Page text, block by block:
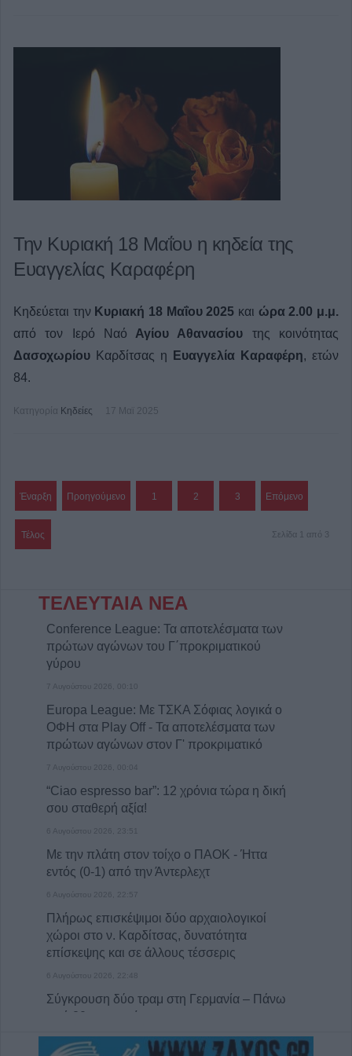
Την Κυριακή 18 Μαΐου η κηδεία της
Ευαγγελίας Καραφέρη
Κηδεύεται την Κυριακή 18 Μαΐου 2025 και ώρα 2.00 μ.μ.
από τον Ιερό Ναό Αγίου Αθανασίου της κοινότητας
Δασοχωρίου Καρδίτσας η Ευαγγελία Καραφέρη, ετών
84.
Κατηγορία Κηδείες 17 Μαϊ 2025
Έναρξη Προηγούμενο 1 2 3 Επόμενο
Τέλος Σελίδα 1 από 3
ΤΕΛΕΥΤΑΙΑ ΝΕΑ
Conference League: Τα αποτελέσματα των
πρώτων αγώνων του Γ΄προκριματικού
γύρου
7 Αυγούστου 2026, 00:10
Europa League: Με ΤΣΚΑ Σόφιας λογικά ο
ΟΦΗ στα Play Off - Τα αποτελέσματα των
πρώτων αγώνων στον Γ' προκριματικό
7 Αυγούστου 2026, 00:04
“Ciao espresso bar”: 12 χρόνια τώρα η δική
σου σταθερή αξία!
6 Αυγούστου 2026, 23:51
Με την πλάτη στον τοίχο ο ΠΑΟΚ - Ήττα
εντός (0-1) από την Άντερλεχτ
6 Αυγούστου 2026, 22:57
Πλήρως επισκέψιμοι δύο αρχαιολογικοί
χώροι στο ν. Καρδίτσας, δυνατότητα
επίσκεψης και σε άλλους τέσσερις
6 Αυγούστου 2026, 22:48
Σύγκρουση δύο τραμ στη Γερμανία – Πάνω
από 20 τραυματίες
6 Αυγούστου 2026, 21:11